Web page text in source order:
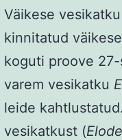
Väikese
kinnitatud
koguti proove
varem vesikatku
leide
vesikatkust (